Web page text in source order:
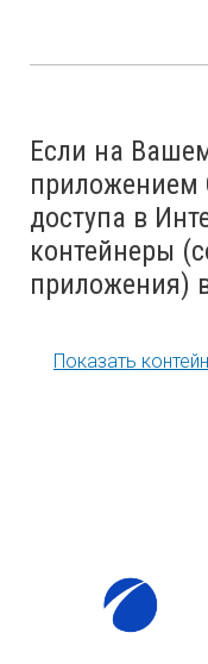
Если на
приложением
доступа в
контейнеры
приложения)
Показать